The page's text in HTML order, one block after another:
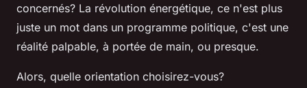
concernés? La révolution énergétique, ce n'est plus
juste un mot dans un programme politique, c'est une
réalité palpable, à portée de main, ou presque.
Alors, quelle orientation choisirez-vous?